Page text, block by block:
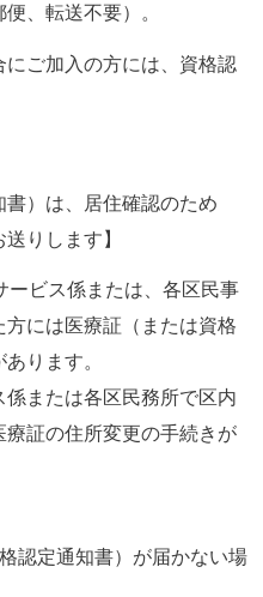
、転送不要）。
ご加入の方には、資格認
書）は、居住確認のため
りします】
ービス係または、各区民事
には医療証（または資格
ります。
または各区民務所で区内
証の住所変更の手続きが
認定通知書）が届かない場